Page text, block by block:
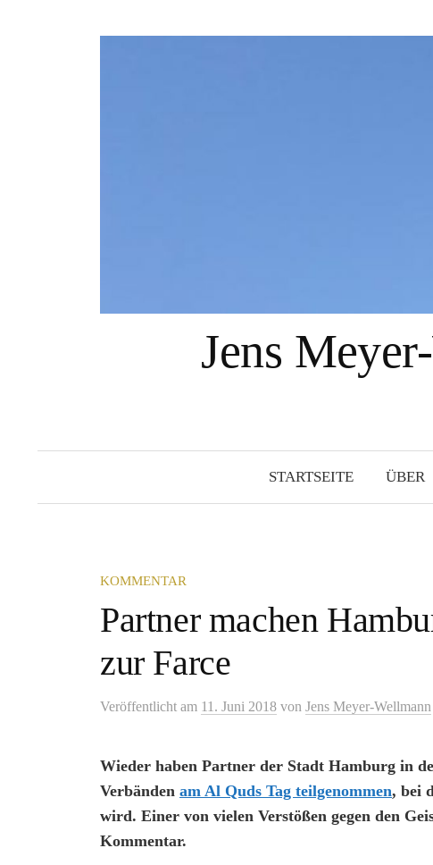
Jens
STARTSEITE ÜBER
KOMMENTAR
Partner machen
zur Farce
Veröffentlicht am 11. Juni 2018 von Jens Meyer-Wellmann
Wieder haben Partner der Stadt Hamburg in
Verbänden am Al Quds Tag teilgenommen, bei
wird. Einer von vielen Verstößen gegen den
Kommentar.